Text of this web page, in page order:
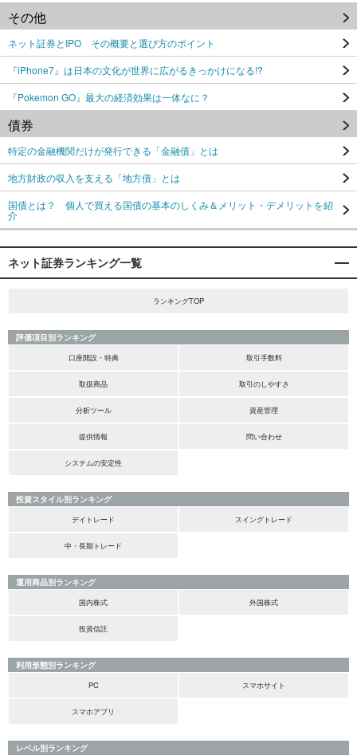
その他
ネット証券とIPO その概要と選び方のポイント
『iPhone7』は日本の文化が世界に広がるきっかけになる!?
『Pokemon GO』最大の経済効果は一体なに？
債券
特定の金融機関だけが発行できる「金融債」とは
地方財政の収入を支える「地方債」とは
国債とは？ 個人で買える国債の基本のしくみ＆メリット・デメリットを紹
介
ネット証券ランキング一覧
ランキングTOP
評価項目別ランキング
口座開設・特典
取引手数料
取扱商品 取引のしやすさ
分析ツール 資産管理
提供情報 問い合わせ
システムの安定性
投資スタイル別ランキング
デイトレード
スイングトレード
中・長期トレード
運用商品別ランキング
国内株式
外国株式
投資信託
利用形態別ランキング
PC
スマホサイト
スマホアプリ
レベル別ランキング